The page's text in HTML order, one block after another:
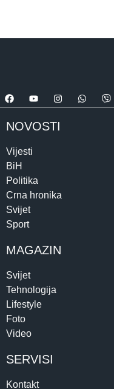
NOVOSTI
Vijesti
BiH
Politika
Crna hronika
Svijet
Sport
MAGAZIN
Svijet
Tehnologija
Lifestyle
Foto
Video
SERVISI
Kontakt